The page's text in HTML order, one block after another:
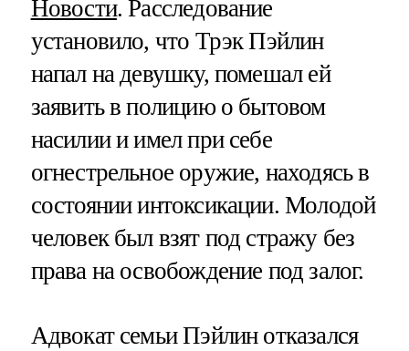
Новости. Расследование
установило, что Трэк Пэйлин
напал на девушку, помешал ей
заявить в полицию о бытовом
насилии и имел при себе
огнестрельное оружие, находясь в
состоянии интоксикации. Молодой
человек был взят под стражу без
права на освобождение под залог.
Адвокат семьи Пэйлин отказался